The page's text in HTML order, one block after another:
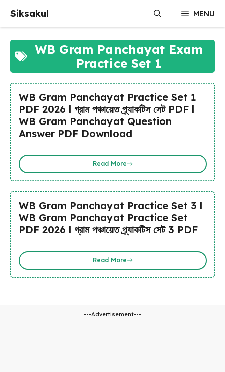
content
Siksakul MENU
WB Gram Panchayat Exam
Practice Set 1
WB Gram Panchayat Practice Set 1
PDF 2026 l গ্রাম পঞ্চায়েত প্র্যাকটিস সেট PDF l
WB Gram Panchayat Question
Answer PDF Download
Read More
WB Gram Panchayat Practice Set 3 l
WB Gram Panchayat Practice Set
PDF 2026 l গ্রাম পঞ্চায়েত প্র্যাকটিস সেট 3 PDF
Read More
---Advertisement---